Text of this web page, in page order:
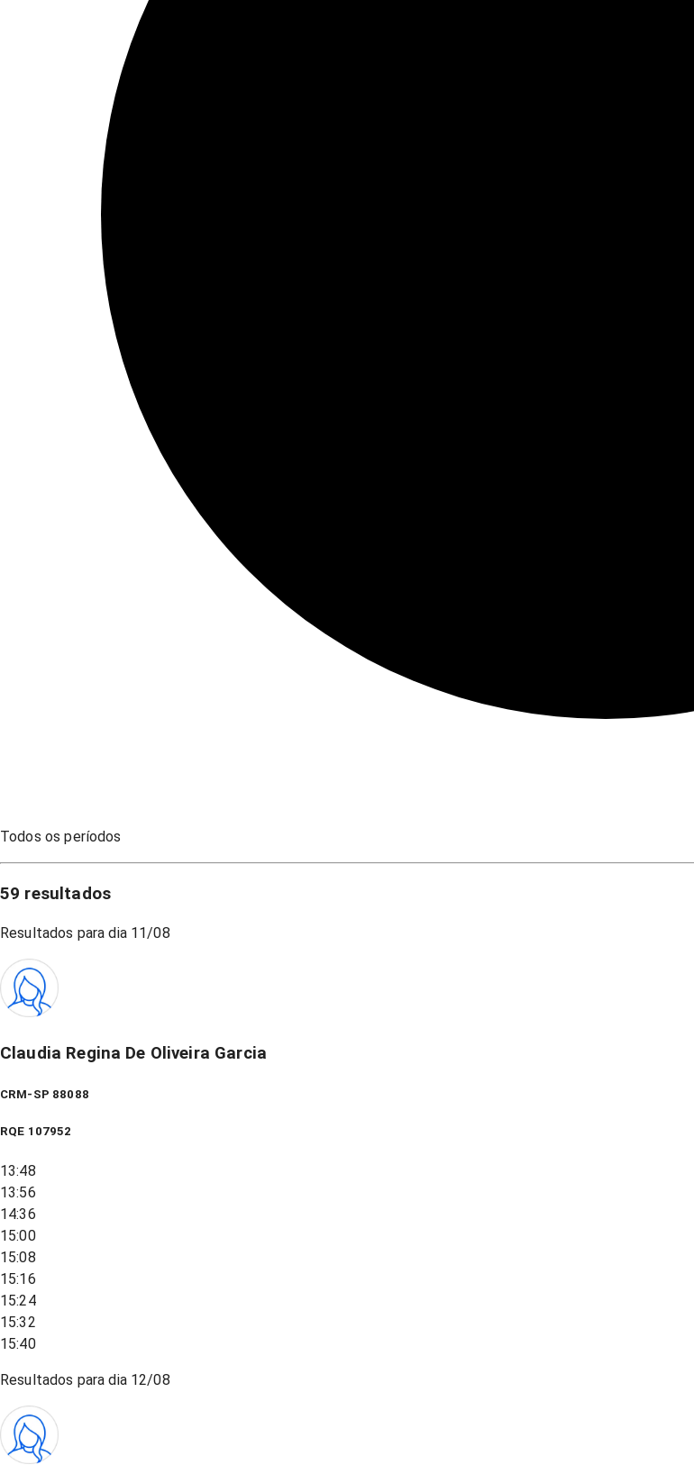
Todos os períodos
59 resultados
Resultados para dia 11/08
Claudia Regina De Oliveira Garcia
CRM-SP 88088
RQE 107952
13:48
13:56
14:36
15:00
15:08
15:16
15:24
15:32
15:40
Resultados para dia 12/08